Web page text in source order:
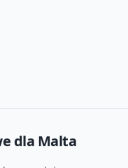
dla Malta